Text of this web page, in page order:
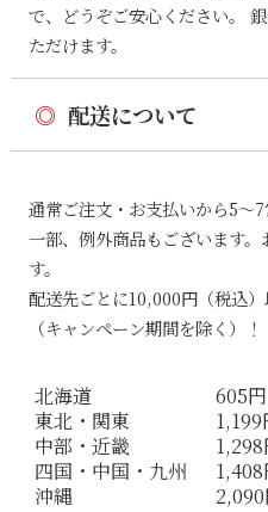
で、どうぞご安心ください。
ただけます。
◎ 配送について
通常ご注文・お支払いから5〜7
一部、例外商品もございます
す。
配送先ごとに10,000円（税込
（キャンペーン期間を除く）！
北海道 605円
東北・関東 1,199
中部・近畿 1,298
四国・中国・九州 1,408
沖縄